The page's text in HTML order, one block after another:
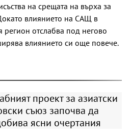
на срещата на върха за
влиянието на САЩ в
регион отслабва под негово
влиянието си още повече.
проект за азиатски
съюз започва да
ясни очертания